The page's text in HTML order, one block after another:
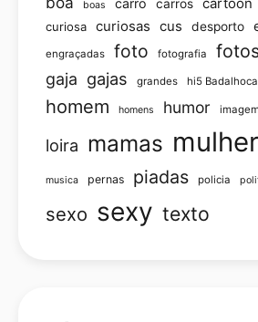
boas carro carros cartoon
curiosa curiosas cus desporto
engraçadas foto fotografia
gaja gajas grandes hi5
homem homens humor
loira mamas mulher
musica pernas piadas policia
sexo sexy texto